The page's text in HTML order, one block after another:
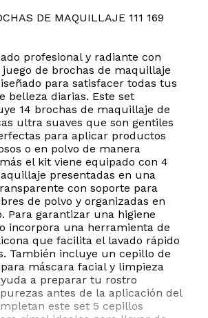
DE MAQUILLAJE 111 169
profesional y radiante con
de brochas de maquillaje
para satisfacer todas tus
belleza diarias. Este set
14 brochas de maquillaje de
ultra suaves que son gentiles
para aplicar productos
o en polvo de manera
el kit viene equipado con 4
presentadas en una
con soporte para
de polvo y organizadas en
Para garantizar una higiene
incorpora una herramienta de
que facilita el lavado rápido
También incluye un cepillo de
máscara facial y limpieza
a preparar tu rostro
antes de la aplicación del
este set 5 cepillos